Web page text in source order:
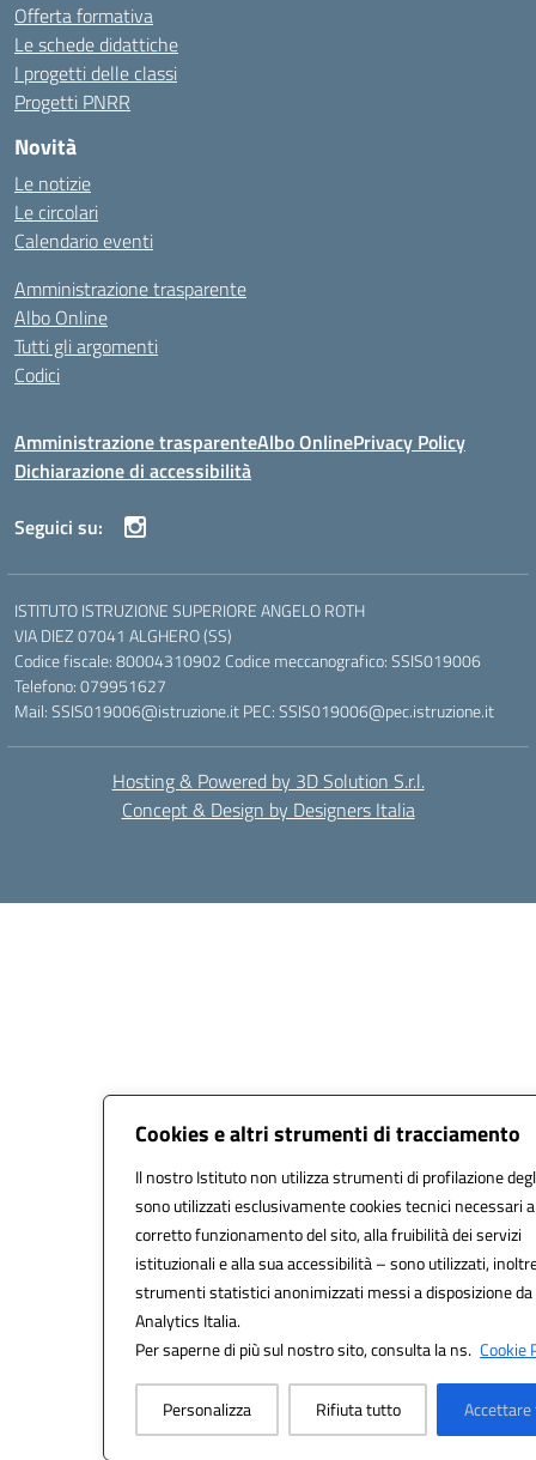
Cookies e altri strumenti di tracciamento
Il nostro Istituto non utilizza strumenti di profilazione
sono utilizzati esclusivamente cookies tecnici necessari
corretto funzionamento del sito, alla fruibilità dei servizi
istituzionali e alla sua accessibilità – sono utilizzati,
strumenti statistici anonimizzati messi a disposizione da
Analytics Italia.
Per saperne di più sul nostro sito, consulta la ns. Cookie
Personalizza Rifiuta tutto
Offerta formativa
Le schede didattiche
I progetti delle classi
Progetti PNRR
Novità
Le notizie
Le circolari
Calendario eventi
Amministrazione trasparente
Albo Online
Tutti gli argomenti
Codici
Amministrazione trasparenteAlbo OnlinePrivacy Policy
Dichiarazione di accessibilità
Seguici su:
ISTITUTO ISTRUZIONE SUPERIORE ANGELO ROTH
VIA DIEZ 07041 ALGHERO (SS)
Codice fiscale: 80004310902 Codice meccanografico: SSIS019006
Telefono: 079951627
Mail: SSIS019006@istruzione.it PEC: SSIS019006@pec.istruzione.it
Hosting & Powered by 3D Solution S.r.l.
Concept & Design by Designers Italia